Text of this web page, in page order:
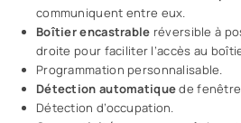
communiquent entre eux.
Boîtier encastrable réversible à
droite pour faciliter l’accès au
Programmation personnalisable.
Détection automatiquede
Détection d’occupation.